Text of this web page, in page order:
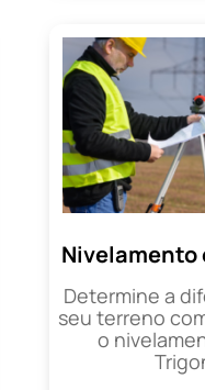
Nivelamento
Determine a
seu terreno
o